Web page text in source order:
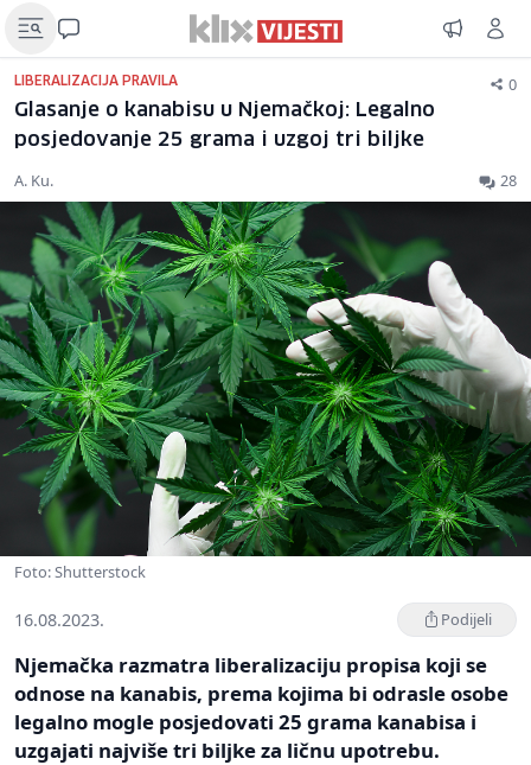
LIBERALIZACIJA PRAVILA 0
Glasanje o kanabisu u Njemačkoj: Legalno
posjedovanje 25 grama i uzgoj tri biljke
A. Ku. 28
Foto: Shutterstock
16.08.2023. Podijeli
Njemačka razmatra liberalizaciju propisa koji se
odnose na kanabis, prema kojima bi odrasle osobe
legalno mogle posjedovati 25 grama kanabisa i
uzgajati najviše tri biljke za ličnu upotrebu.